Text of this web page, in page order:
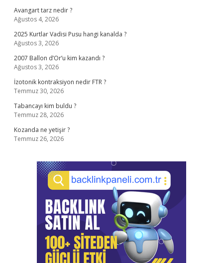
Avangart tarz nedir ?
Ağustos 4, 2026
2025 Kurtlar Vadisi Pusu hangi kanalda ?
Ağustos 3, 2026
2007 Ballon d’Or’u kim kazandı ?
Ağustos 3, 2026
İzotonik kontraksiyon nedir FTR ?
Temmuz 30, 2026
Tabancayı kim buldu ?
Temmuz 28, 2026
Kozanda ne yetişir ?
Temmuz 26, 2026